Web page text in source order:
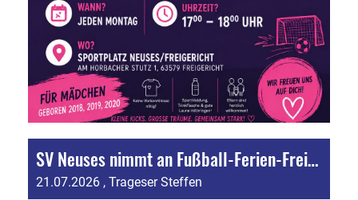
SV Neuses nimmt an Fußball-Ferien-Freizeit der DFB-Stiftung Egidius Braun teil
21.07.2026 , Trageser Steffen